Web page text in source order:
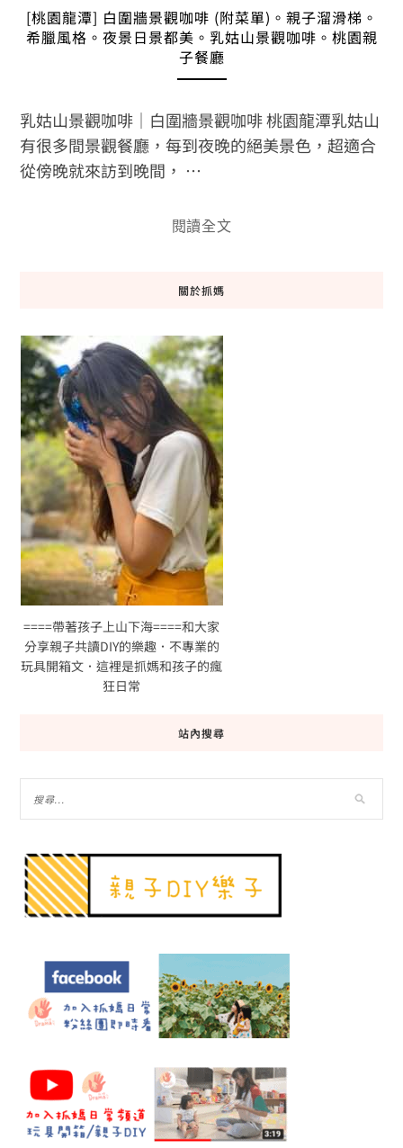
[桃園龍潭] 白圍牆景觀咖啡 (附菜單)。親子溜滑梯。
希臘風格。夜景日景都美。乳姑山景觀咖啡。桃園親
子餐廳
乳姑山景觀咖啡｜白圍牆景觀咖啡 桃園龍潭乳姑山
有很多間景觀餐廳，每到夜晚的絕美景色，超適合
從傍晚就來訪到晚間， …
閱讀全文
關於抓媽
====帶著孩子上山下海====和大家
分享親子共讀DIY的樂趣．不專業的
玩具開箱文．這裡是抓媽和孩子的瘋
狂日常
站內搜尋